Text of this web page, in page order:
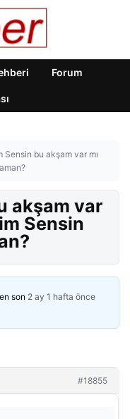
Forum
Sensin bu akşam var mı
akşam var
Sensin
son 2 ay 1 hafta önce
#18855